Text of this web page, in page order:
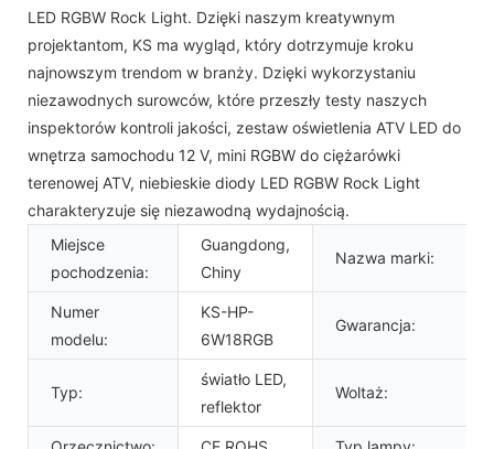
LED RGBW Rock Light. Dzięki naszym kreatywnym
projektantom, KS ma wygląd, który dotrzymuje kroku
najnowszym trendom w branży. Dzięki wykorzystaniu
niezawodnych surowców, które przeszły testy naszych
inspektorów kontroli jakości, zestaw oświetlenia ATV LED do
wnętrza samochodu 12 V, mini RGBW do ciężarówki
terenowej ATV, niebieskie diody LED RGBW Rock Light
charakteryzuje się niezawodną wydajnością.
Miejsce
pochodzenia:
Guangdong,
Chiny
Nazwa marki:
Numer
modelu:
KS-HP-
6W18RGB
Gwarancja:
Typ:
światło LED,
reflektor
Woltaż: